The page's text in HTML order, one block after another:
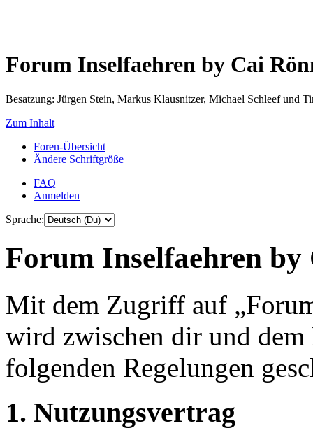
Forum Inselfaehren by Cai
Besatzung: Jürgen Stein, Markus Klausnitzer, Michael Schleef und
Zum Inhalt
Foren-Übersicht
Ändere Schriftgröße
FAQ
Anmelden
Sprache:
Forum Inselfaehren
Mit dem Zugriff auf
wird zwischen dir und
folgenden Regelungen
1. Nutzungsvertrag